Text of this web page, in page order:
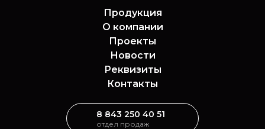
Продукция
О компании
Проекты
Новости
Реквизиты
Контакты
8 843 250 40 51
отдел продаж